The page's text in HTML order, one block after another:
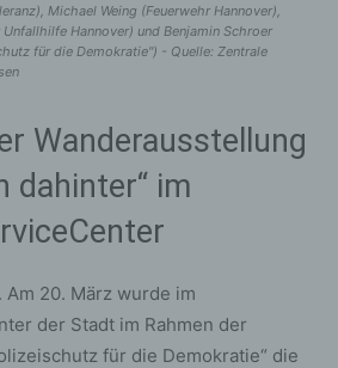
Michael Weing (Feuerwehr Hannover),
Hannover) und Benjamin Schroer
für die Demokratie") - Quelle: Zentrale
Wanderausstellung
dahinter“ im
20. März wurde im
der Stadt im Rahmen der
für die Demokratie“ die